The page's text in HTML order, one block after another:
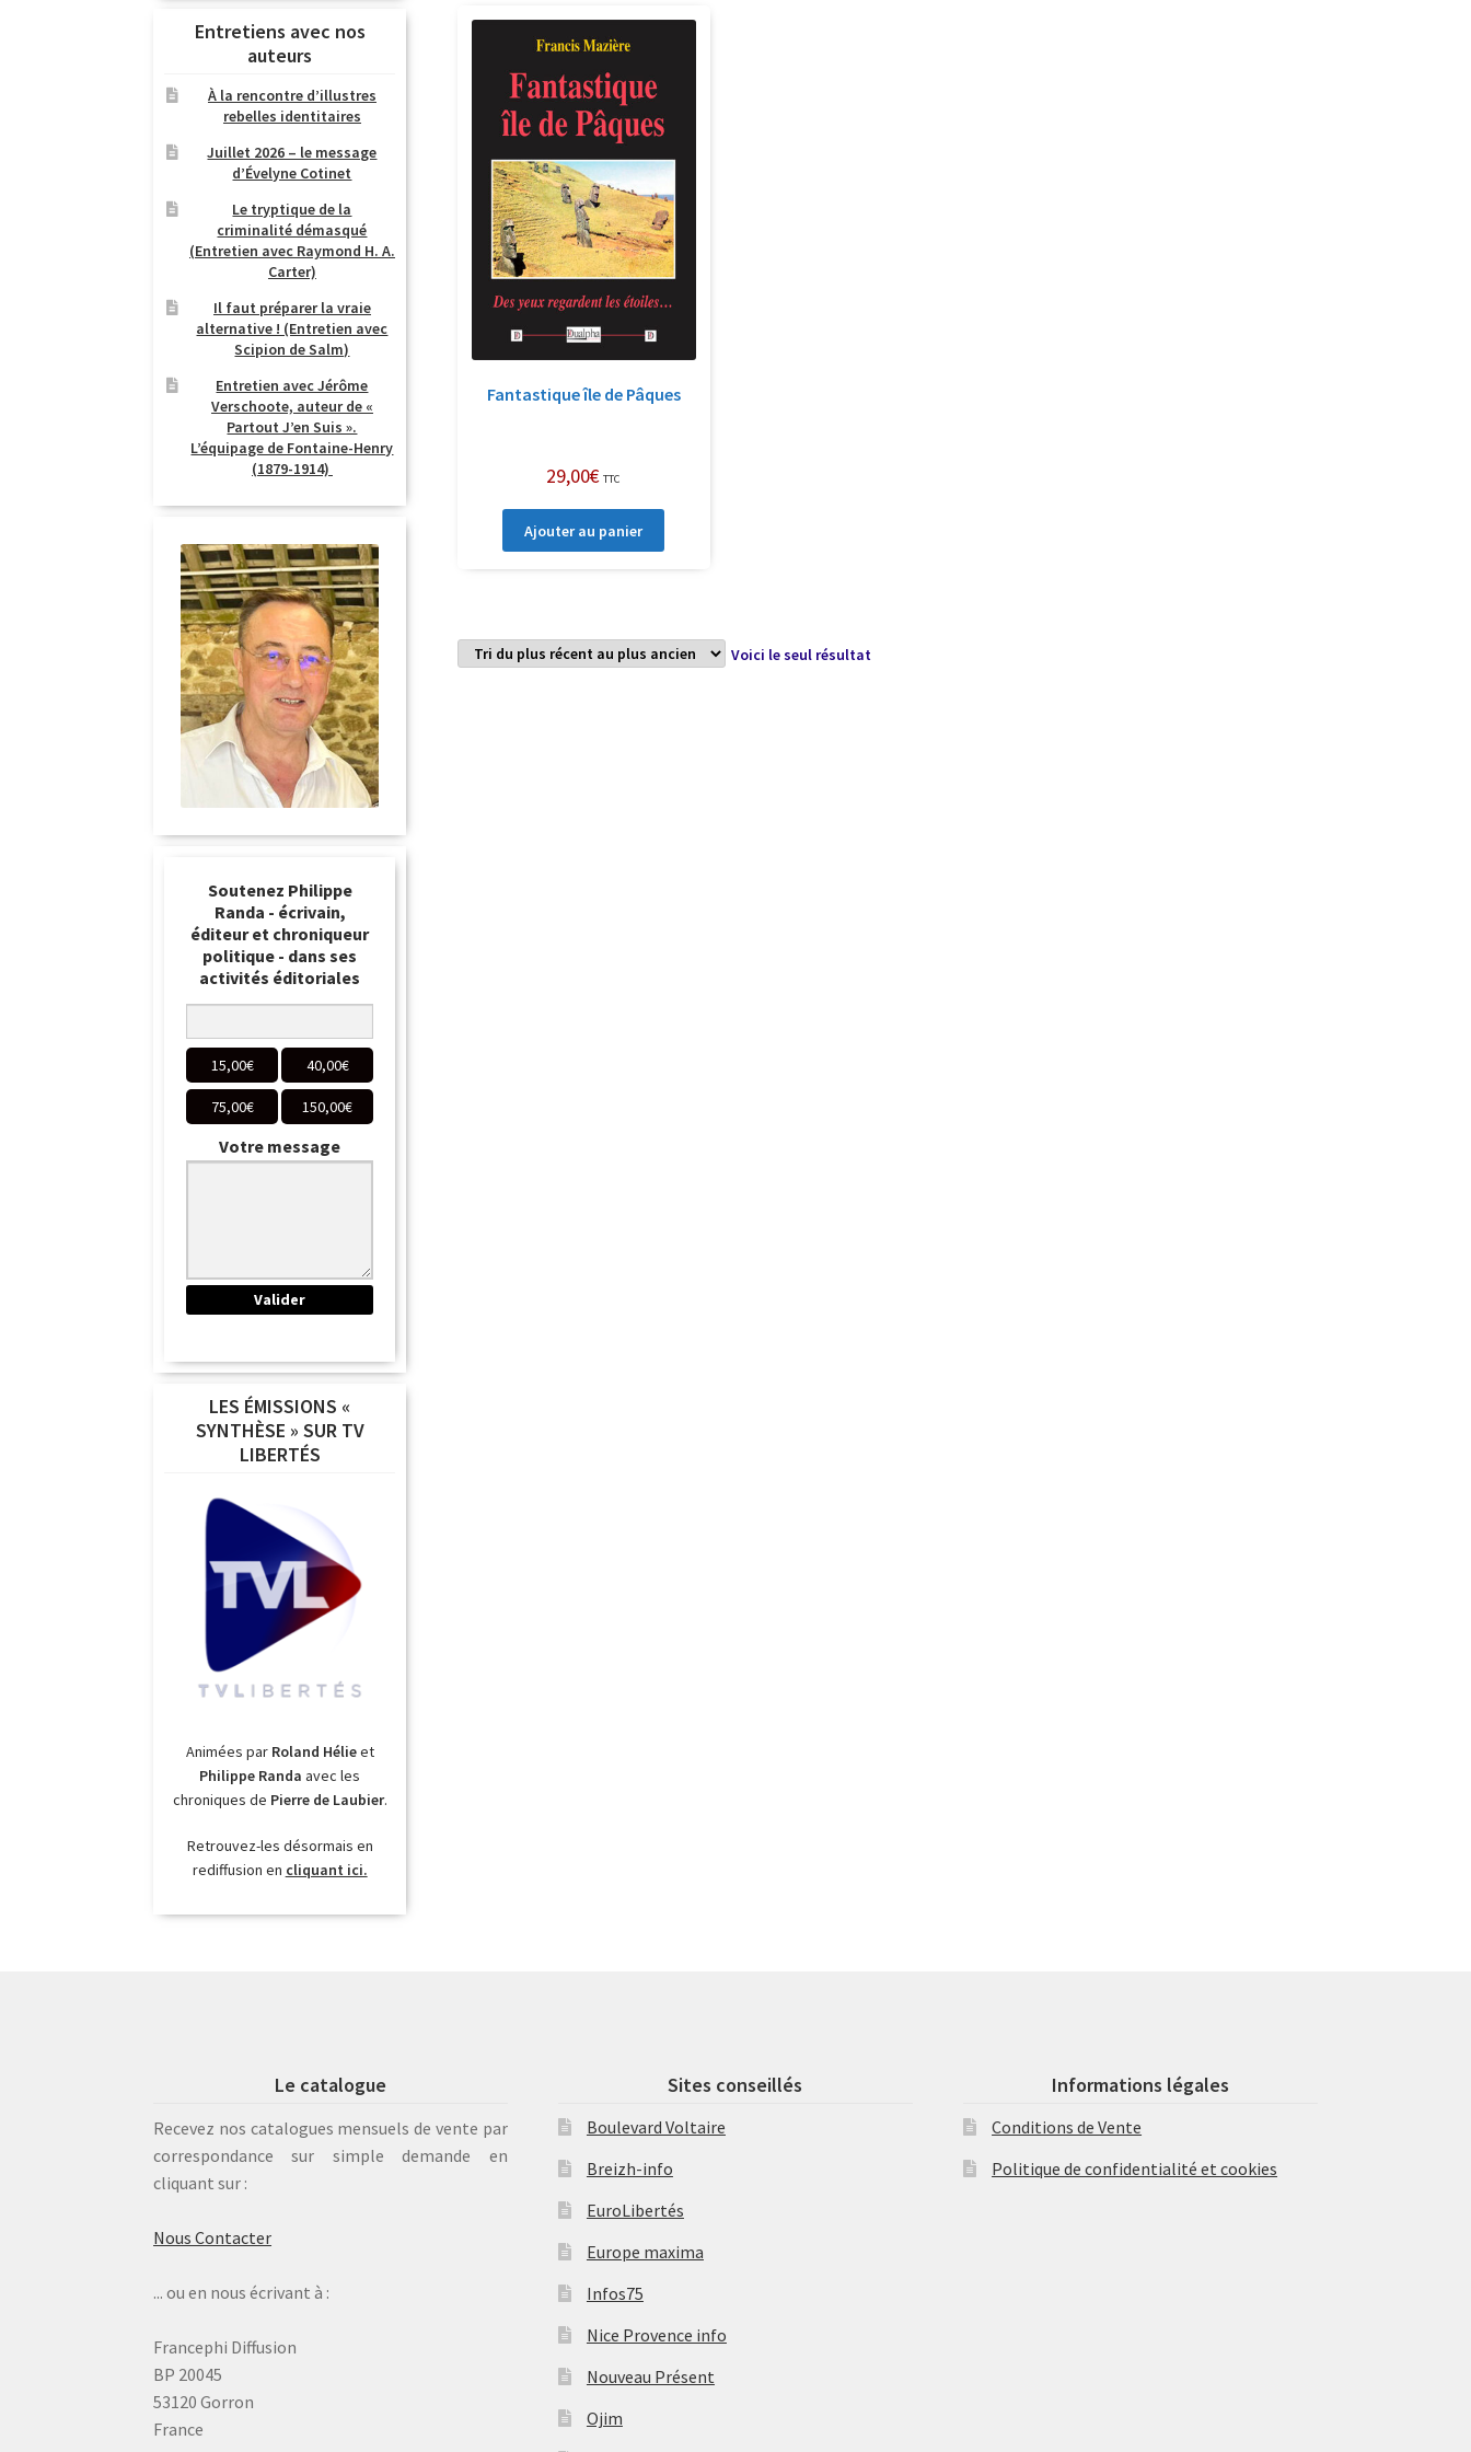
Fantastique île de Pâques
29,00€ TTC
Ajouter au panier
Voici le seul résultat
Entretiens avec nos
auteurs
À la rencontre d’illustres
rebelles identitaires
Juillet 2026 – le message
d’Évelyne Cotinet
Le tryptique de la
criminalité démasqué
(Entretien avec Raymond H. A.
Carter)
Il faut préparer la vraie
alternative ! (Entretien avec
Scipion de Salm)
Entretien avec Jérôme
Verschoote, auteur de «
Partout J’en Suis ».
L’équipage de Fontaine-Henry
(1879-1914)
Soutenez Philippe
Randa - écrivain,
éditeur et chroniqueur
politique - dans ses
activités éditoriales
15,00€ 40,00€
75,00€ 150,00€
Votre message
LES ÉMISSIONS «
SYNTHÈSE » SUR TV
LIBERTÉS
Animées par Roland Hélieet
Philippe Randa avec les
chroniques de Pierre de Laubier.
Retrouvez-les désormais en
rediffusion en cliquant ici.
Le catalogue
Recevez nos catalogues mensuels de vente par
correspondance sur simple demande en
cliquant sur :
Nous Contacter
... ou en nous écrivant à :
Francephi Diffusion
BP 20045
53120 Gorron
France
Sites conseillés
Boulevard Voltaire
Breizh-info
EuroLibertés
Europe maxima
Infos75
Nice Provence info
Nouveau Présent
Ojim
Informations légales
Conditions de Vente
Politique de confidentialité et cookies